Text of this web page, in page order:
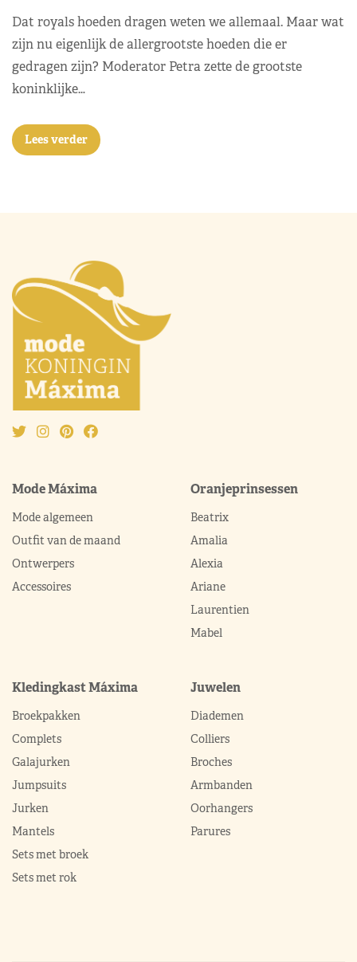
Dat royals hoeden dragen weten we allemaal. Maar wat
zijn nu eigenlijk de allergrootste hoeden die er
gedragen zijn? Moderator Petra zette de grootste
koninklijke…
Lees verder
Mode Máxima
Mode algemeen
Outfit van de maand
Ontwerpers
Accessoires
Oranjeprinsessen
Beatrix
Amalia
Alexia
Ariane
Laurentien
Mabel
Kledingkast Máxima
Broekpakken
Complets
Galajurken
Jumpsuits
Jurken
Mantels
Sets met broek
Sets met rok
Juwelen
Diademen
Colliers
Broches
Armbanden
Oorhangers
Parures